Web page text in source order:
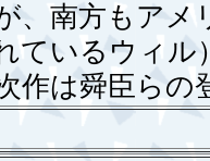
、南方もア
ているウィ
作は舜臣ら